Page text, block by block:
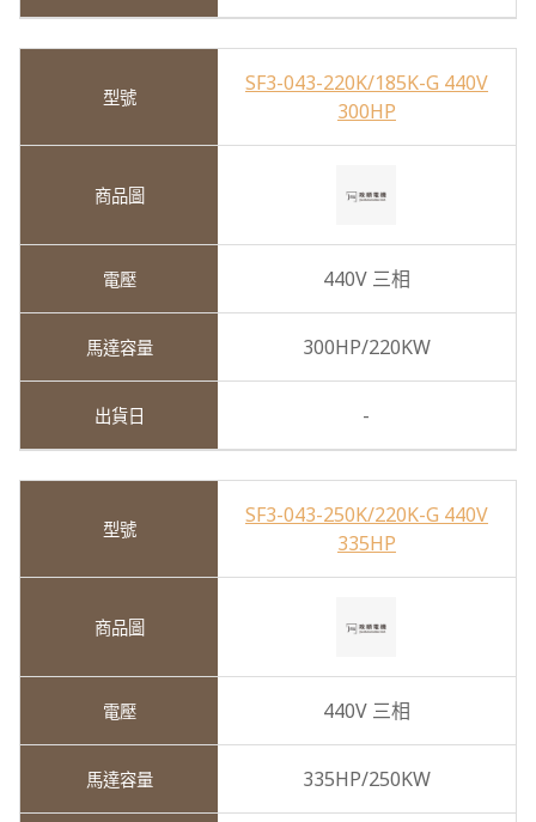
SF3-043-220K/185K-G 440V
300HP
440V 三相
300HP/220KW
-
SF3-043-250K/220K-G 440V
335HP
440V 三相
335HP/250KW